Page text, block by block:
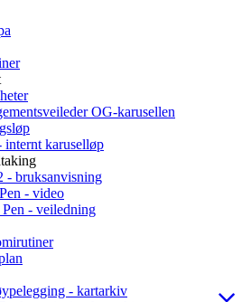
OG-karusellen
internt karuselløp
- bruksanvisning
- video
- veiledning
- kartarkiv